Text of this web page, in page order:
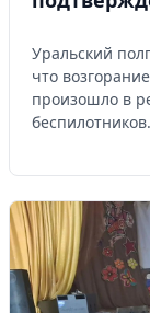
Уральский
что
произошло в
беспилотников.